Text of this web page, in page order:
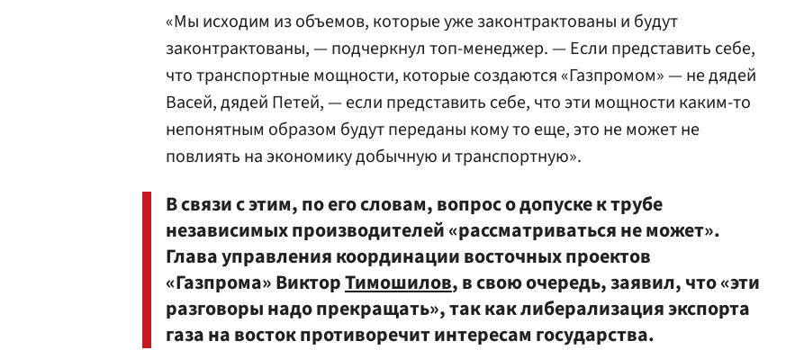
«Мы исходим из объемов, которые уже законтрактованы и будут
законтрактованы, — подчеркнул топ-менеджер. — Если представить себе,
что транспортные мощности, которые создаются «Газпромом» — не дядей
Васей, дядей Петей, — если представить себе, что эти мощности каким-то
непонятным образом будут переданы кому то еще, это не может не
повлиять на экономику добычную и транспортную».
В связи с этим, по его словам, вопрос о допуске к трубе
независимых производителей «рассматриваться не может».
Глава управления координации восточных проектов
«Газпрома» ВикторТимошилов, в свою очередь, заявил, что «эти
разговоры надо прекращать», так как либерализация экспорта
газа на восток противоречит интересам государства.